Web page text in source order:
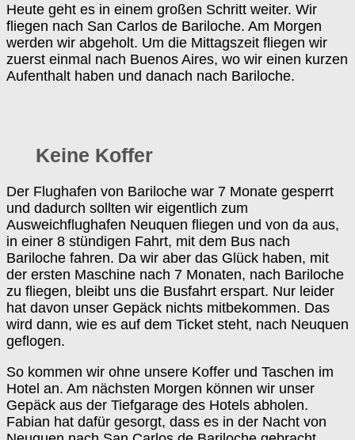
Heute geht es in einem großen Schritt weiter. Wir
fliegen nach San Carlos de Bariloche. Am Morgen
werden wir abgeholt. Um die Mittagszeit fliegen wir
zuerst einmal nach Buenos Aires, wo wir einen kurzen
Aufenthalt haben und danach nach Bariloche.
Keine Koffer
Der Flughafen von Bariloche war 7 Monate gesperrt
und dadurch sollten wir eigentlich zum
Ausweichflughafen Neuquen fliegen und von da aus,
in einer 8 stündigen Fahrt, mit dem Bus nach
Bariloche fahren. Da wir aber das Glück haben, mit
der ersten Maschine nach 7 Monaten, nach Bariloche
zu fliegen, bleibt uns die Busfahrt erspart. Nur leider
hat davon unser Gepäck nichts mitbekommen. Das
wird dann, wie es auf dem Ticket steht, nach Neuquen
geflogen.
So kommen wir ohne unsere Koffer und Taschen im
Hotel an. Am nächsten Morgen können wir unser
Gepäck aus der Tiefgarage des Hotels abholen.
Fabian hat dafür gesorgt, dass es in der Nacht von